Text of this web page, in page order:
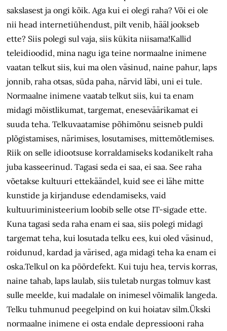
sakslasest ja ongi kõik. Aga kui ei olegi raha? Või ei ole
nii head internetiühendust, pilt venib, hääl jookseb
ette? Siis polegi sul vaja, siis kükita niisama!Kallid
teleidioodid, mina nagu iga teine normaalne inimene
vaatan telkut siis, kui ma olen väsinud, naine pahur, laps
jonnib, raha otsas, süda paha, närvid läbi, uni ei tule.
Normaalne inimene vaatab telkut siis, kui ta enam
midagi mõistlikumat, targemat, eneseväärikamat ei
suuda teha. Telkuvaatamise põhimõnu seisneb puldi
plõgistamises, närimises, losutamises, mittemõtlemises.
Riik on selle idiootsuse korraldamiseks kodanikelt raha
juba kasseerinud. Tagasi seda ei saa, ei saa. See raha
võetakse kultuuri ettekäändel, kuid see ei lähe mitte
kunstide ja kirjanduse edendamiseks, vaid
kultuuriministeerium loobib selle otse IT-sigade ette.
Kuna tagasi seda raha enam ei saa, siis polegi midagi
targemat teha, kui losutada telku ees, kui oled väsinud,
roidunud, kardad ja värised, aga midagi teha ka enam ei
oska.Telkul on ka pöördefekt. Kui tuju hea, tervis korras,
naine tahab, laps laulab, siis tuletab nurgas tolmuv kast
sulle meelde, kui madalale on inimesel võimalik langeda.
Telku tuhmunud peegelpind on kui hoiatav silm.Ükski
normaalne inimene ei osta endale depressiooni raha